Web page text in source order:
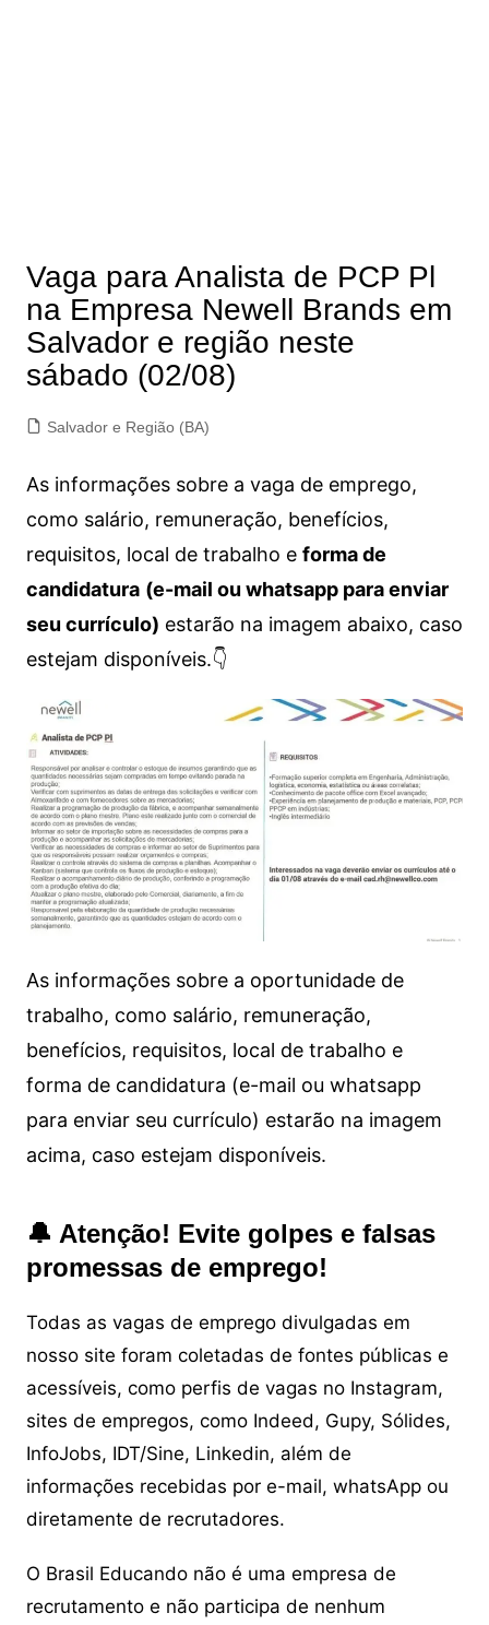
Vaga para Analista de PCP Pl
na Empresa Newell Brands em
Salvador e região neste
sábado (02/08)
Salvador e Região (BA)
As informações sobre a vaga de emprego,
como salário, remuneração, benefícios,
requisitos, local de trabalho e forma de
candidatura (e-mail ou whatsapp para enviar
seu currículo) estarão na imagem abaixo, caso
estejam disponíveis.👇
As informações sobre a oportunidade de
trabalho, como salário, remuneração,
benefícios, requisitos, local de trabalho e
forma de candidatura (e-mail ou whatsapp
para enviar seu currículo) estarão na imagem
acima, caso estejam disponíveis.
🔔 Atenção! Evite golpes e falsas
promessas de emprego!
Todas as vagas de emprego divulgadas em
nosso site foram coletadas de fontes públicas e
acessíveis, como perfis de vagas no Instagram,
sites de empregos, como Indeed, Gupy, Sólides,
InfoJobs, IDT/Sine, Linkedin, além de
informações recebidas por e-mail, whatsApp ou
diretamente de recrutadores.
O Brasil Educando não é uma empresa de
recrutamento e não participa de nenhum